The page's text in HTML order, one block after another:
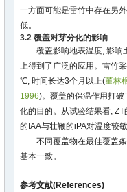
一方面可能是雷竹中存在另
低。
3.2 覆盖对芽分化的影响
覆盖影响地表温度, 影响
上得到了广泛的应用。雷竹
℃, 时间长达3个月以上(董林
1996)。覆盖的保温作用打
化的目的。从试验结果看,
的IAA与壮鞭的iPA对温度较
不同覆盖物在最佳覆盖
基本一致。
参考文献(References)